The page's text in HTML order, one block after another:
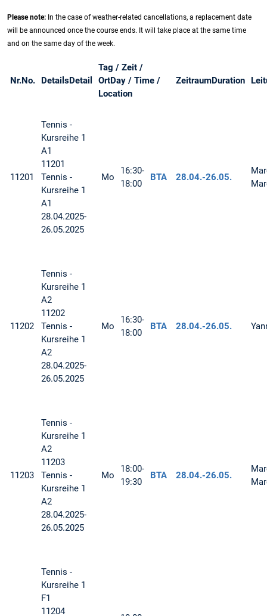
Please note: In the case of weather-related cancellations, a replacement date
will be announced once the course ends. It will take place at the same time
and on the same day of the week.
Nr.No. DetailsDetail
Tag / Zeit /
OrtDay / Time /
Location
ZeitraumDuration
11201
Tennis -
Kursreihe 1
A1
11201
Tennis -
Kursreihe 1
A1
28.04.2025-
26.05.2025
Mo
16:30-
18:00
BTA 28.04.-26.05.
11202
Tennis -
Kursreihe 1
A2
11202
Tennis -
Kursreihe 1
A2
28.04.2025-
26.05.2025
Mo
16:30-
18:00
BTA 28.04.-26.05.
11203
Tennis -
Kursreihe 1
A2
11203
Tennis -
Kursreihe 1
A2
28.04.2025-
26.05.2025
Mo
18:00-
19:30
BTA 28.04.-26.05.
Tennis -
Kursreihe 1
F1
11204